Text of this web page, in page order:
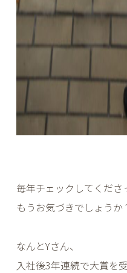
毎年チェックしてくだ
もうお気づきでしょうか
なんとYさん、
入社後3年連続で大賞を